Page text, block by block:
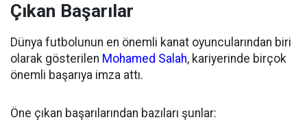
Çıkan Başarılar
Dünya futbolunun en önemli kanat oyuncularından biri
olarak gösterilen Mohamed Salah, kariyerinde birçok
önemli başarıya imza attı.
Öne çıkan başarılarından bazıları şunlar: